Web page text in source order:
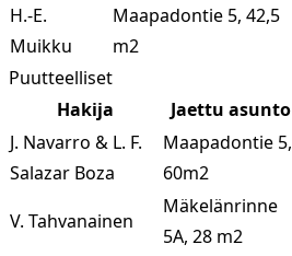
H.-E.
Muikku
Maapadontie 5, 42,5
m2
Puutteelliset
Hakija
Jaettu asunto
J. Navarro & L. F.
Salazar Boza
Maapadontie 5,
60m2
V. Tahvanainen
Mäkelänrinne
5A, 28 m2